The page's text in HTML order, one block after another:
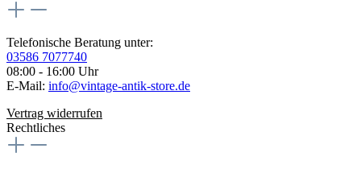
Telefonische Beratung unter:
03586 7077740
08:00 - 16:00 Uhr
E-Mail: info@vintage-antik-store.de
Vertrag widerrufen
Rechtliches